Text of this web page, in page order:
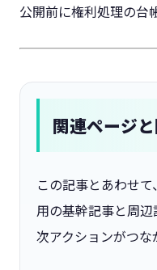
公開前に権利処理の台
関連ページ
この記事とあわせ
用の基幹記事と周
次アクションがつな